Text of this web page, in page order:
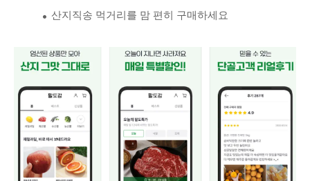
산지직송 먹거리를 맘 편히 구매하세요